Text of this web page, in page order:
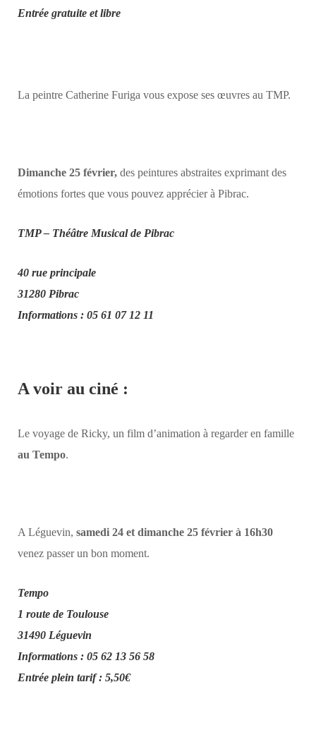
Entrée gratuite et libre
La peintre Catherine Furiga vous expose ses œuvres au TMP.
Dimanche 25 février, des peintures abstraites exprimant des
émotions fortes que vous pouvez apprécier à Pibrac.
TMP – Théâtre Musical de Pibrac
40 rue principale
31280 Pibrac
Informations : 05 61 07 12 11
A voir au ciné :
Le voyage de Ricky, un film d’animation à regarder en famille
au Tempo.
A Léguevin, samedi 24 et dimanche 25 février à 16h30
venez passer un bon moment.
Tempo
1 route de Toulouse
31490 Léguevin
Informations : 05 62 13 56 58
Entrée plein tarif : 5,50€